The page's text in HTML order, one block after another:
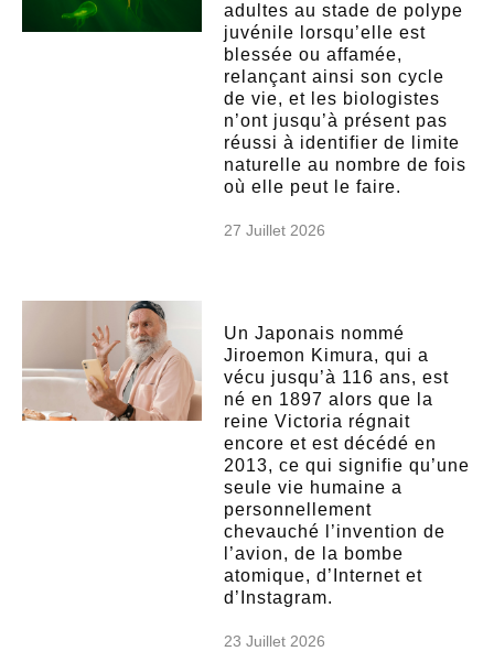
adultes au stade de polype
juvénile lorsqu’elle est
blessée ou affamée,
relançant ainsi son cycle
de vie, et les biologistes
n’ont jusqu’à présent pas
réussi à identifier de limite
naturelle au nombre de fois
où elle peut le faire.
27 Juillet 2026
Un Japonais nommé
Jiroemon Kimura, qui a
vécu jusqu’à 116 ans, est
né en 1897 alors que la
reine Victoria régnait
encore et est décédé en
2013, ce qui signifie qu’une
seule vie humaine a
personnellement
chevauché l’invention de
l’avion, de la bombe
atomique, d’Internet et
d’Instagram.
23 Juillet 2026